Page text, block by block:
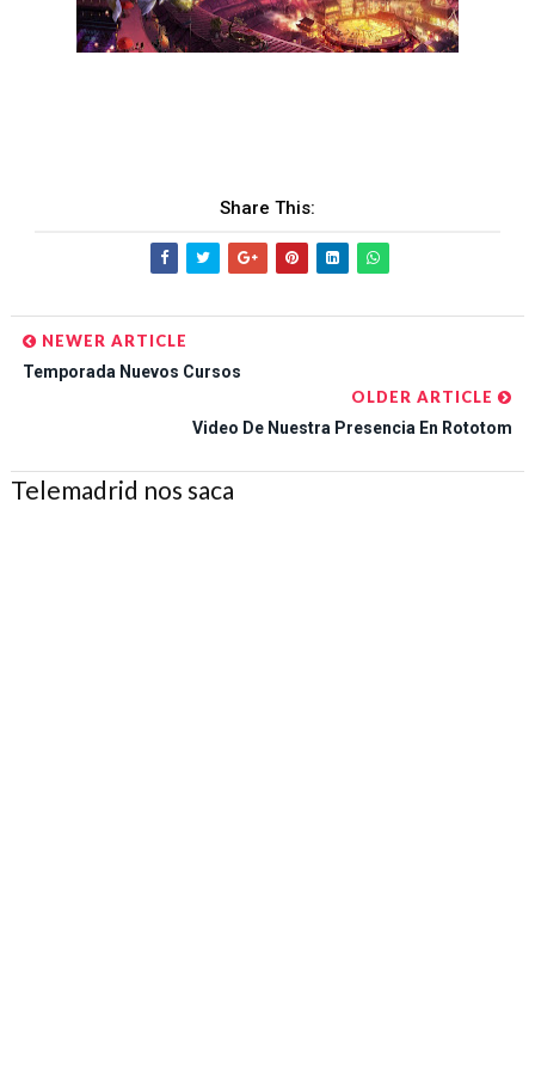
Share This:
NEWER ARTICLE
Temporada Nuevos Cursos
OLDER ARTICLE
Video De Nuestra Presencia En Rototom
Telemadrid nos saca